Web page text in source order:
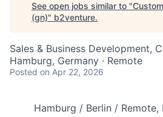
See open jobs similar to "
(gn)" b2venture.
Sales & Business Development,
Hamburg, Germany · Remote
Posted on Apr 22, 2026
Hamburg / Berlin / Remote,